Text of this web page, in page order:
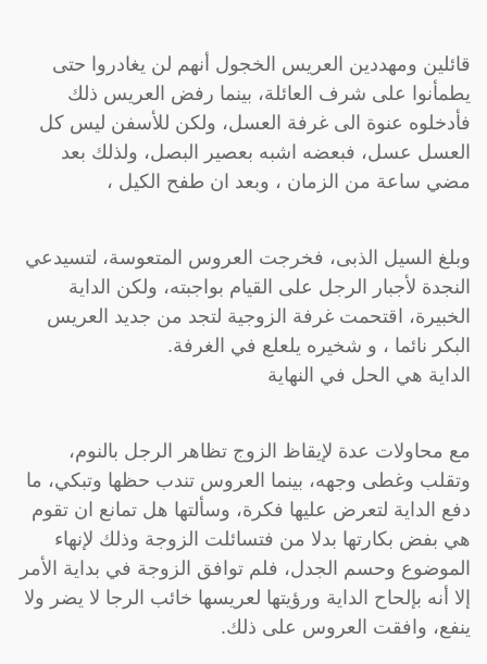
قائلين ومهددين العريس الخجول أنهم لن يغادروا حتى
يطمأنوا على شرف العائلة، بينما رفض العريس ذلك
فأدخلوه عنوة الى غرفة العسل، ولكن للأسفن ليس كل
العسل عسل، فبعضه اشبه بعصير البصل، ولذلك بعد
مضي ساعة من الزمان ، وبعد ان طفح الكيل ،
وبلغ السيل الذبى، فخرجت العروس المتعوسة، لتسيدعي
النجدة لأجبار الرجل على القيام بواجبته، ولكن الداية
الخبيرة، اقتحمت غرفة الزوجية لتجد من جديد العريس
البكر نائما ، و شخيره يلعلع في الغرفة.
الداية هي الحل في النهاية
مع محاولات عدة لإيقاظ الزوج تظاهر الرجل بالنوم،
وتقلب وغطى وجهه، بينما العروس تندب حظها وتبكي، ما
دفع الداية لتعرض عليها فكرة، وسألتها هل تمانع ان تقوم
هي بفض بكارتها بدلا من فتسائلت الزوجة وذلك لإنهاء
الموضوع وحسم الجدل، فلم توافق الزوجة في بداية الأمر
إلا أنه بإلحاح الداية ورؤيتها لعريسها خائب الرجا لا يضر ولا
ينفع، وافقت العروس على ذلك.